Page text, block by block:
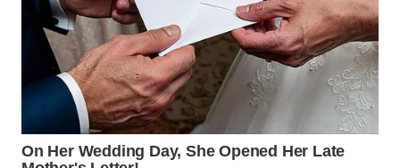
WN DELI
SERDANG
WN
TEBING
TINGGI
WN